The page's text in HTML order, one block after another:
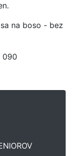
na boso - bez
090